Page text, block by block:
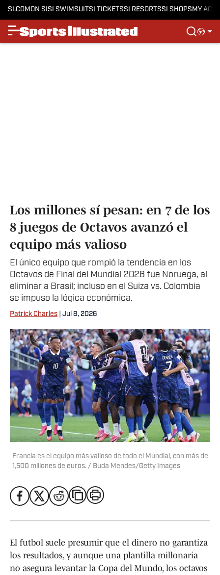
SI.COMON SISI SWIMSUITSI TICKETSSI RESORTSSI SHOPSMY
Los millones sí pesan: en 7 de los
8 juegos de Octavos avanzó el
equipo más valioso
El único equipo que rompió la tendencia en los
Octavos de Final del Mundial 2026 fue Noruega, al
eliminar a Brasil; incluso en el Suiza vs. Colombia
se impuso la lógica económica.
Patrick Charles | Jul 8, 2026
Francia es el equipo más valioso de todo el Mundial, con más de
1,500 millones de euros. / Buda Mendes/Getty Images
El futbol suele presumir que el dinero no garantiza
los resultados, y aunque una plantilla millonaria
no asegura levantar la Copa del Mundo, los octavos